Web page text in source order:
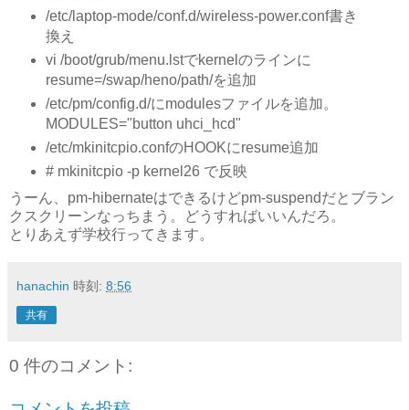
/etc/laptop-mode/conf.d/wireless-power.conf書き
換え
vi /boot/grub/menu.lstでkernelのラインに
resume=/swap/heno/path/を追加
/etc/pm/config.d/にmodulesファイルを追加。
MODULES="button uhci_hcd"
/etc/mkinitcpio.confのHOOKにresume追加
# mkinitcpio -p kernel26 で反映
うーん、pm-hibernateはできるけどpm-suspendだとブラン
クスクリーンなっちまう。どうすればいいんだろ。
とりあえず学校行ってきます。
hanachin 時刻: 8:56
共有
0 件のコメント: